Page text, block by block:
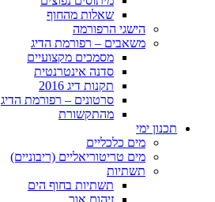
שאלות מהחוף
הישגי הרפורמה
משאבים – רפורמת הדיג
מסמכים מקצועיים
סדנה אינטרנטית
תקנות דיג 2016
סרטונים – רפורמת הדיג
מהתקשורת
תכנון ימי
מים כלכליים
מים טריטוריאליים (ריבוניים)
תשתיות
תשתיות בחוף הים
זיהום אור